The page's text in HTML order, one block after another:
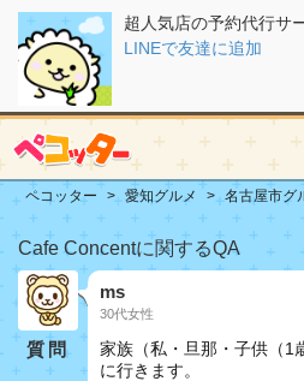
超人気店の予約代行サ
LINEで友達に追加
ペコッター 愛知グルメ 名古屋市グ
Cafe Concentに関するQA
質問
ms
30代女性
家族（私・旦那・子供（1
に行きます。